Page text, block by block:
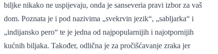
biljke nikako ne uspijevaju, onda je sanseveria pravi izbor za vaš
dom. Poznata je i pod nazivima „svekrvin jezik“, „sabljarka“ i
„indijansko pero“ te je jedna od najpopularnijih i najotpornijih
kućnih biljaka. Također, odlična je za pročišćavanje zraka jer